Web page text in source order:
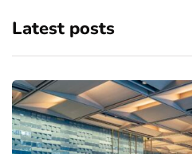
Latest posts